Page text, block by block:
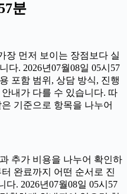
분
장 먼저 보이는 장점보다 실
다. 2026년07월08일 05시57
포함 범위, 상담 방식, 진행
내가 다를 수 있습니다. 따
기준으로 항목을 나누어
추가 비용을 나누어 확인하
완료까지 어떤 순서로 진
. 2026년07월08일 05시57